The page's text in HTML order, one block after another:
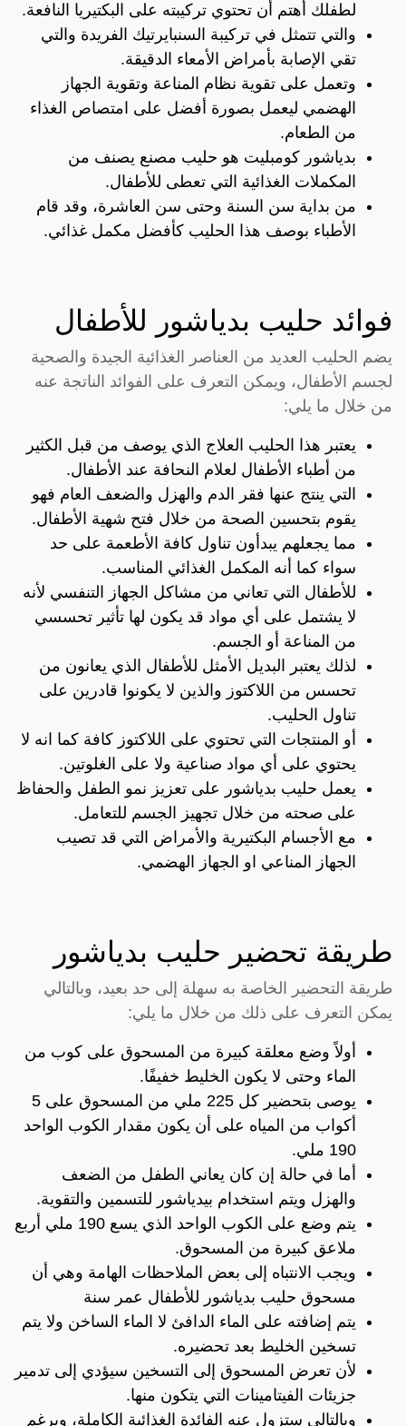
لطفلك أهتم أن تحتوي تركيبته على البكتيريا النافعة.
والتي تتمثل في تركيبة السنبايرتيك الفريدة والتي
تقي الإصابة بأمراض الأمعاء الدقيقة.
وتعمل على تقوية نظام المناعة وتقوية الجهاز
الهضمي ليعمل بصورة أفضل على امتصاص الغذاء
من الطعام.
بدياشور كومبليت هو حليب مصنع يصنف من
المكملات الغذائية التي تعطى للأطفال.
من بداية سن السنة وحتى سن العاشرة، وقد قام
الأطباء بوصف هذا الحليب كأفضل مكمل غذائي.
فوائد حليب بدياشور للأطفال
يضم الحليب العديد من العناصر الغذائية الجيدة والصحية
لجسم الأطفال، ويمكن التعرف على الفوائد الناتجة عنه
من خلال ما يلي:
يعتبر هذا الحليب العلاج الذي يوصف من قبل الكثير
من أطباء الأطفال لعلام النحافة عند الأطفال.
التي ينتج عنها فقر الدم والهزل والضعف العام فهو
يقوم بتحسين الصحة من خلال فتح شهية الأطفال.
مما يجعلهم يبدأون تناول كافة الأطعمة على حد
سواء كما أنه المكمل الغذائي المناسب.
للأطفال التي تعاني من مشاكل الجهاز التنفسي لأنه
لا يشتمل على أي مواد قد يكون لها تأثير تحسسي
من المناعة أو الجسم.
لذلك يعتبر البديل الأمثل للأطفال الذي يعانون من
تحسس من اللاكتوز والذين لا يكونوا قادرين على
تناول الحليب.
أو المنتجات التي تحتوي على اللاكتوز كافة كما انه لا
يحتوي على أي مواد صناعية ولا على الغلوتين.
يعمل حليب بدياشور على تعزيز نمو الطفل والحفاظ
على صحته من خلال تجهيز الجسم للتعامل.
مع الأجسام البكتيرية والأمراض التي قد تصيب
الجهاز المناعي او الجهاز الهضمي.
طريقة تحضير حليب بدياشور
طريقة التحضير الخاصة به سهلة إلى حد بعيد، وبالتالي
يمكن التعرف على ذلك من خلال ما يلي:
أولاً وضع معلقة كبيرة من المسحوق على كوب من
الماء وحتى لا يكون الخليط خفيفًا.
يوصى بتحضير كل 225 ملي من المسحوق على 5
أكواب من المياه على أن يكون مقدار الكوب الواحد
190 ملي.
أما في حالة إن كان يعاني الطفل من الضعف
والهزل ويتم استخدام بيدياشور للتسمين والتقوية.
يتم وضع على الكوب الواحد الذي يسع 190 ملي أربع
ملاعق كبيرة من المسحوق.
ويجب الانتباه إلى بعض الملاحظات الهامة وهي أن
مسحوق حليب بدياشور للأطفال عمر سنة
يتم إضافته على الماء الدافئ لا الماء الساخن ولا يتم
تسخين الخليط بعد تحضيره.
لأن تعرض المسحوق إلى التسخين سيؤدي إلى تدمير
جزيئات الفيتامينات التي يتكون منها.
وبالتالي ستزول عنه الفائدة الغذائية الكاملة، وبرغم